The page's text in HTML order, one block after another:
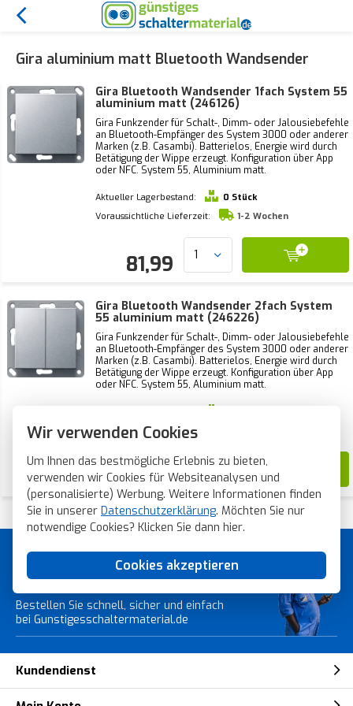
Wir verwenden Cookies
Um Ihnen das bestmögliche Erlebnis zu bieten,
verwenden wir Cookies für Websiteanalysen und
(personalisierte) Werbung. Weitere Informationen finden
Sie in unserer Datenschutzerklärung. Möchten Sie nur
notwendige Cookies? Klicken Sie dann hier.
Cookies akzeptieren
Gira aluminium matt Bluetooth Wandsender
Gira Bluetooth Wandsender 1fach System 55
aluminium matt (246126)
Gira Funkzender für Schalt-, Dimm- oder Jalousiebefehle
an Bluetooth-Empfänger des System 3000 oder anderer
Marken (z.B. Casambi). Batterielos, Energie wird durch
Betätigung der Wippe erzeugt. Konfiguration über App
oder NFC. System 55, Aluminium matt.
Aktueller Lagerbestand:
0 Stück
Voraussichtliche Lieferzeit:
1-2 Wochen
81,99
Gira Bluetooth Wandsender 2fach System
55 aluminium matt (246226)
Gira Funkzender für Schalt-, Dimm- oder Jalousiebefehle
an Bluetooth-Empfänger des System 3000 oder anderer
Marken (z.B. Casambi). Batterielos, Energie wird durch
Betätigung der Wippe erzeugt. Konfiguration über App
oder NFC. System 55, Aluminium matt.
Voraussichtliche Lieferzeit:
82,99
Günstiges Schaltermaterial von
Topmarken!
Bestellen Sie schnell, sicher und einfach
bei Gunstigesschaltermaterial.de
Kundendienst